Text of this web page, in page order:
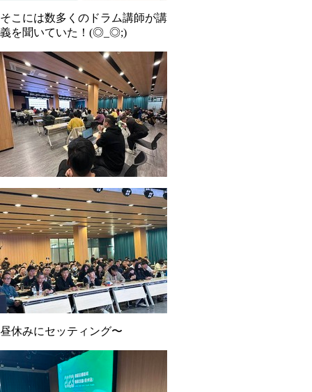
そこには数多くのドラム講師が講
義を聞いていた！(◎_◎;)
昼休みにセッティング〜